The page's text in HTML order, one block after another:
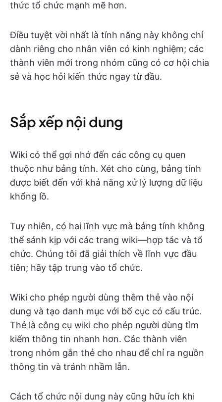
thức tổ chức mạnh mẽ hơn.
Điều tuyệt vời nhất là tính năng này không chỉ
dành riêng cho nhân viên có kinh nghiệm; các
thành viên mới trong nhóm cũng có cơ hội chia
sẻ và học hỏi kiến thức ngay từ đầu.
Sắp xếp nội dung
Wiki có thể gợi nhớ đến các công cụ quen
thuộc như bảng tính. Xét cho cùng, bảng tính
được biết đến với khả năng xử lý lượng dữ liệu
khổng lồ.
Tuy nhiên, có hai lĩnh vực mà bảng tính không
thể sánh kịp với các trang wiki—hợp tác và tổ
chức. Chúng tôi đã giải thích về lĩnh vực đầu
tiên; hãy tập trung vào tổ chức.
Wiki cho phép người dùng thêm thẻ vào nội
dung và tạo danh mục với bố cục có cấu trúc.
Thẻ là công cụ wiki cho phép người dùng tìm
kiếm thông tin nhanh hơn. Các thành viên
trong nhóm gắn thẻ cho nhau để chỉ ra nguồn
thông tin và tránh nhầm lẫn.
Cách tổ chức nội dung này cũng hữu ích khi